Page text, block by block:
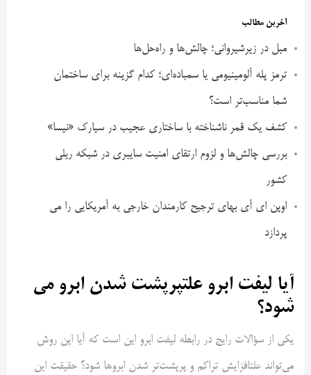
آخرین مطالب
مبل در زیرشیروانی؛ چالش‌ها و راه‌حل‌ها
ترمز پله آلومینیومی یا سمباده‌ای؛ کدام گزینه برای ساختمان
شما مناسب‌تر است؟
کشف یک قمر ناشناخته با ساختاری عجیب در سیارک «نیسا»
بررسی چالش‌ها و لزوم ارتقای امنیت سایبری در شبکه ریلی
کشور
اوپن ای آی بهای ترجیح کارمندان خارجی به آمریکایی را می
پردازد
آیا لیفت ابرو علتپرپشت شدن ابرو می
شود؟
یکی از سؤالات رایج در رابطه لیفت ابرو این است که آیا این روش
می‌تواند علتافزایش تراکم و پرپشت‌تر شدن ابروها شود؟ حقیقت این